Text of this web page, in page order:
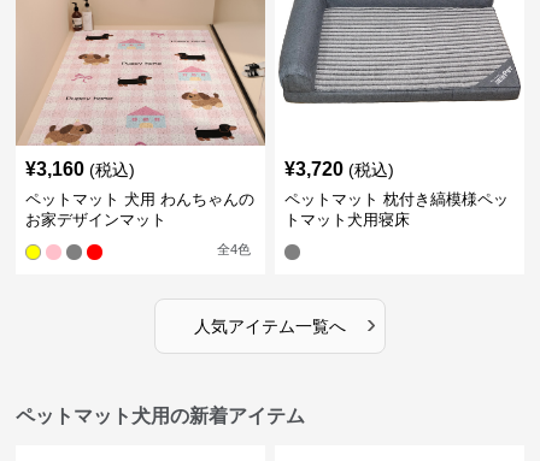
¥3,160 (税込)
ペットマット 犬用 わんちゃんの
お家デザインマット
全4色
¥3,720 (税込)
ペットマット 枕付き縞模様ペッ
トマット犬用寝床
人気アイテム一覧へ ›
ペットマット犬用の新着アイテム